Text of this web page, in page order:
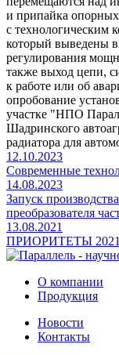
и припайка опорных
с технологическим
который выведены
регулирования
также выход цепи,
к работе или об
опробование
участке "НПО
Шадринского
радиатора для
12.10.2023
Современные
14.08.2023
Запуск
преобразователя
13.08.2021
ПРИОРИТЕТЫ
О компании
Продукция
Новости
Контакты